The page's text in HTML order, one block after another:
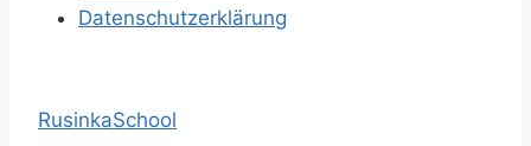
Datenschutzerklärung
RusinkaSchool